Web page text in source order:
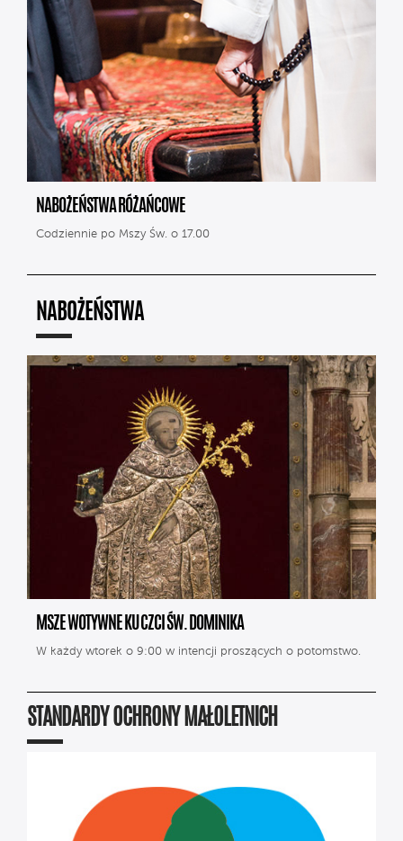
NABOŻEŃSTWA RÓŻAŃCOWE
Codziennie po Mszy Św. o 17.00
NABOŻEŃSTWA
MSZE WOTYWNE KU CZCI ŚW. DOMINIKA
W każdy wtorek o 9:00 w intencji proszących o potomstwo.
STANDARDY OCHRONY MAŁOLETNICH